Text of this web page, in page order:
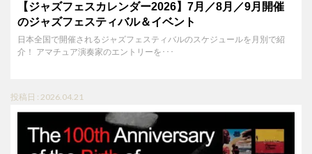
【ジャズフェスカレンダー2026】7月／8月／9月開催
のジャズフェスティバル＆イベント
日本全国で開催されるジャズフェスティバルのスケジュールを月別で紹
介！ アマチュア演奏家のエントリーを･･･
投稿日 : 2026.04.21